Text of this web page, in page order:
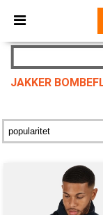
× Ntextil-
Bedre
JAKKER